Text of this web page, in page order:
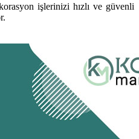
işlerinizi hızlı ve güvenli